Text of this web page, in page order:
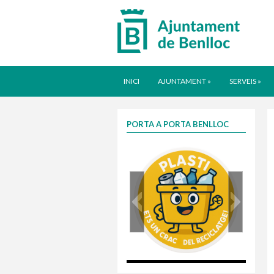
INICI AJUNTAMENT » SERVEIS »
PORTA A PORTA BENLLOC